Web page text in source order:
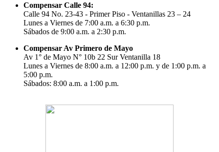
Compensar Calle 94:
Calle 94 No. 23-43 - Primer Piso - Ventanillas 23 – 24
Lunes a Viernes de 7:00 a.m. a 6:30 p.m.
Sábados de 9:00 a.m. a 2:30 p.m.
Compensar Av Primero de Mayo
Av 1° de Mayo N° 10b 22 Sur Ventanilla 18
Lunes a Viernes de 8:00 a.m. a 12:00 p.m. y de 1:00 p.m. a
5:00 p.m.
Sábados: 8:00 a.m. a 1:00 p.m.